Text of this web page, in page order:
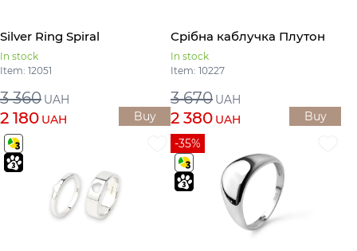
Silver Ring Spiral
In stock
Item: 12051
3 360 UAH
2 180 UAH Buy
Срібна каблучка Плутон
In stock
Item: 10227
3 670 UAH
2 380 UAH Buy
-35%